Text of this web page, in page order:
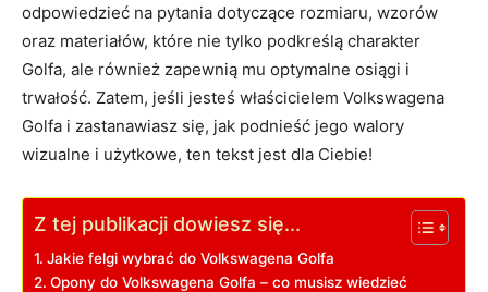
odpowiedzieć na pytania dotyczące rozmiaru, ⁣wzorów
oraz ​materiałów, ⁢które nie tylko podkreślą charakter
Golfa, ‍ale również zapewnią mu optymalne ‌osiągi⁢ i
trwałość. Zatem, jeśli jesteś właścicielem Volkswagena
Golfa i zastanawiasz się,‍ jak podnieść jego walory
wizualne i użytkowe, ten⁣ tekst jest dla Ciebie!
Z tej publikacji dowiesz się...
Jakie felgi wybrać ‌do ​Volkswagena ⁤Golfa
Opony do Volkswagena ⁣Golfa – co​ musisz wiedzieć